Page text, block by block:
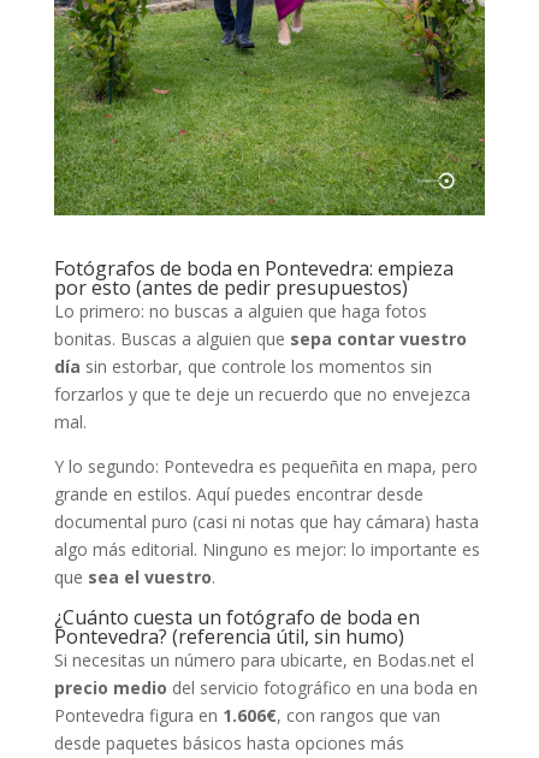
Fotógrafos de boda en Pontevedra: empieza
por esto (antes de pedir presupuestos)
Lo primero: no buscas a alguien que haga fotos
bonitas. Buscas a alguien que sepa contar vuestro
día sin estorbar, que controle los momentos sin
forzarlos y que te deje un recuerdo que no envejezca
mal.
Y lo segundo: Pontevedra es pequeñita en mapa, pero
grande en estilos. Aquí puedes encontrar desde
documental puro (casi ni notas que hay cámara) hasta
algo más editorial. Ninguno es mejor: lo importante es
que sea el vuestro.
¿Cuánto cuesta un fotógrafo de boda en
Pontevedra? (referencia útil, sin humo)
Si necesitas un número para ubicarte, en Bodas.net el
precio medio del servicio fotográfico en una boda en
Pontevedra figura en 1.606€, con rangos que van
desde paquetes básicos hasta opciones más